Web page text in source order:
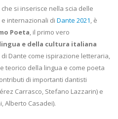
che si inserisce nella scia delle
internazionali di Dante 2021, è
Poeta, il primo vero
e della cultura italiana
di Dante come ispirazione letteraria,
teorico della lingua e come poeta
di importanti dantisti
Carrasco, Stefano Lazzarin) e
Alberto Casadei).